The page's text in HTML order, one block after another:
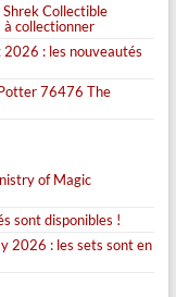
Collectible
à collectionner
2026 : les nouveautés
76476 The
of Magic
sont disponibles !
2026 : les sets sont en